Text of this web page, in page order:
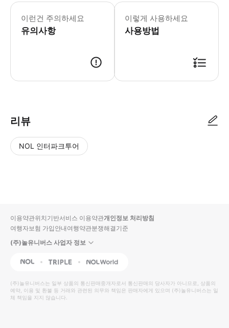
이런건 주의하세요
유의사항
- 추가정보 * 거동이 불편하신 분은 직
- 예약확정 * 예약 후 확정 여부를 바
이렇게 사용하세요
사용방법
리뷰
NOL 인터파크투어
입니
다.
높
은
순
동
영
상
순
상
이용약관위치기반서비스 이용약관개인정보 처리방침
여행자보험 가입안내여행약관분쟁해결기준
(주)놀유니버스 사업자 정보
NOL Triple Interpark Global
(주)놀유니버스는 일부 상품의 통신판매중개자로서 통신판매의 당사자가 아니므로, 상품의
예약, 이용 및 환불 등 거래와 관련된 의무와 책임은 판매자에게 있으며 (주)놀유니버스는 일
체 책임을 지지 않습니다.